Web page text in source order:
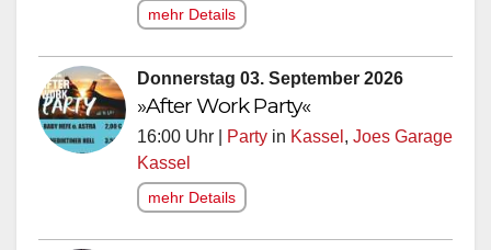
mehr Details
Donnerstag 03. September 2026
»After Work Party«
16:00 Uhr | Party in Kassel, Joes Garage
Kassel
mehr Details